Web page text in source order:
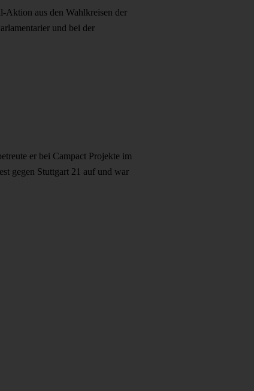
Aktion aus den Wahlkreisen der
und bei der
er bei Campact Projekte im
gegen Stuttgart 21 auf und war